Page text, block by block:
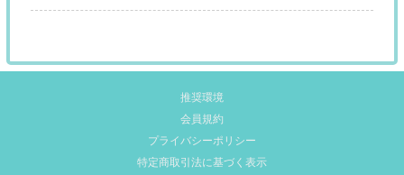
推奨環境
会員規約
プライバシーポリシー
特定商取引法に基づく表示